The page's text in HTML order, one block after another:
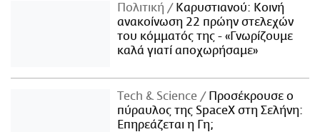
Πολιτική
Καρυστιανού: Κοινή
ανακοίνωση 22 πρώην στελεχών
του κόμματός της - «Γνωρίζουμε
καλά γιατί αποχωρήσαμε»
Τech & Science
Προσέκρουσε ο
πύραυλος της SpaceX στη Σελήνη:
Επηρεάζεται η Γη;